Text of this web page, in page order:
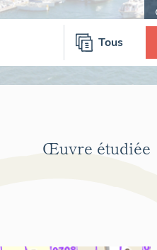
Tous
Œuvre étudiée